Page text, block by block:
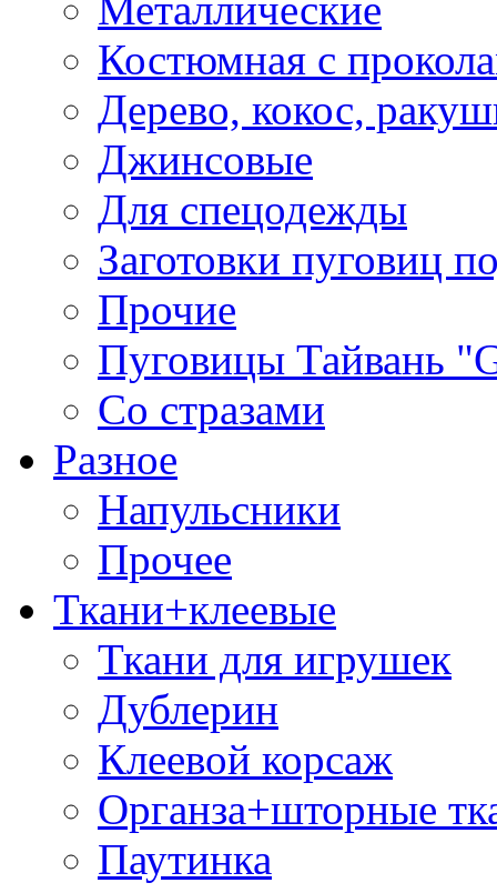
Костюмная с
Дерево, кокос,
Джинсовые
Для спецодежды
Заготовки пуговиц
Прочие
Пуговицы Тайвань
Со стразами
Разное
Напульсники
Прочее
Ткани+клеевые
Ткани для игрушек
Дублерин
Клеевой корсаж
Органза+шторные
Паутинка